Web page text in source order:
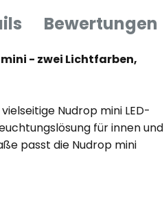
Bewertungen
- zwei Lichtfarben,
Nudrop mini LED-
für innen und
passt die Nudrop mini